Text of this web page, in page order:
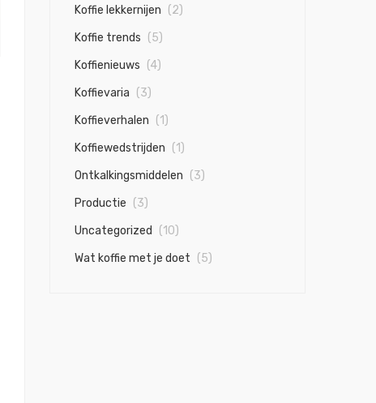
Koffie lekkernijen (2)
Koffie trends (5)
Koffienieuws (4)
Koffievaria (3)
Koffieverhalen (1)
Koffiewedstrijden (1)
Ontkalkingsmiddelen (3)
Productie (3)
Uncategorized
(10)
Wat koffie met je doet (5)